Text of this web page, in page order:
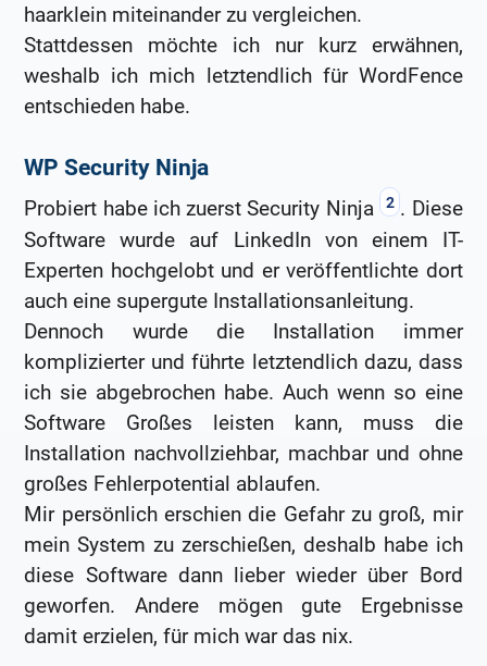
haarklein miteinander zu vergleichen.
Stattdessen möchte ich nur kurz erwähnen,
weshalb ich mich letztendlich für WordFence
entschieden habe.
WP Security Ninja
Probiert habe ich zuerst Security Ninja 2 . Diese
Software wurde auf LinkedIn von einem IT-
Experten hochgelobt und er veröffentlichte dort
auch eine supergute Installationsanleitung.
Dennoch wurde die Installation immer
komplizierter und führte letztendlich dazu, dass
ich sie abgebrochen habe. Auch wenn so eine
Software Großes leisten kann, muss die
Installation nachvollziehbar, machbar und ohne
großes Fehlerpotential ablaufen.
Mir persönlich erschien die Gefahr zu groß, mir
mein System zu zerschießen, deshalb habe ich
diese Software dann lieber wieder über Bord
geworfen. Andere mögen gute Ergebnisse
damit erzielen, für mich war das nix.